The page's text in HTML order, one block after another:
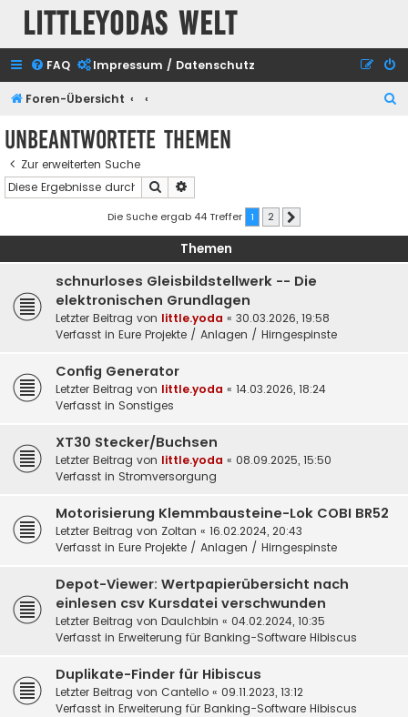
Littleyodas Welt
FAQ Impressum / Datenschutz
Foren-Übersicht
Unbeantwortete Themen
Zur erweiterten Suche
Suche
Die Suche ergab 44 Treffer 1 2
Themen
schnurloses Gleisbildstellwerk -- Die
elektronischen Grundlagen
Letzter Beitrag von little.yoda « 30.03.2026, 19:58
Verfasst in Eure Projekte / Anlagen / Hirngespinste
Config Generator
Letzter Beitrag von little.yoda « 14.03.2026, 18:24
Verfasst in Sonstiges
XT30 Stecker/Buchsen
Letzter Beitrag von little.yoda « 08.09.2025, 15:50
Verfasst in Stromversorgung
Motorisierung Klemmbausteine-Lok COBI BR52
Letzter Beitrag von Zoltan « 16.02.2024, 20:43
Verfasst in Eure Projekte / Anlagen / Hirngespinste
Depot-Viewer: Wertpapierübersicht nach
einlesen csv Kursdatei verschwunden
Letzter Beitrag von DauIchbin « 04.02.2024, 10:35
Verfasst in Erweiterung für Banking-Software Hibiscus
Duplikate-Finder für Hibiscus
Letzter Beitrag von Cantello « 09.11.2023, 13:12
Verfasst in Erweiterung für Banking-Software Hibiscus